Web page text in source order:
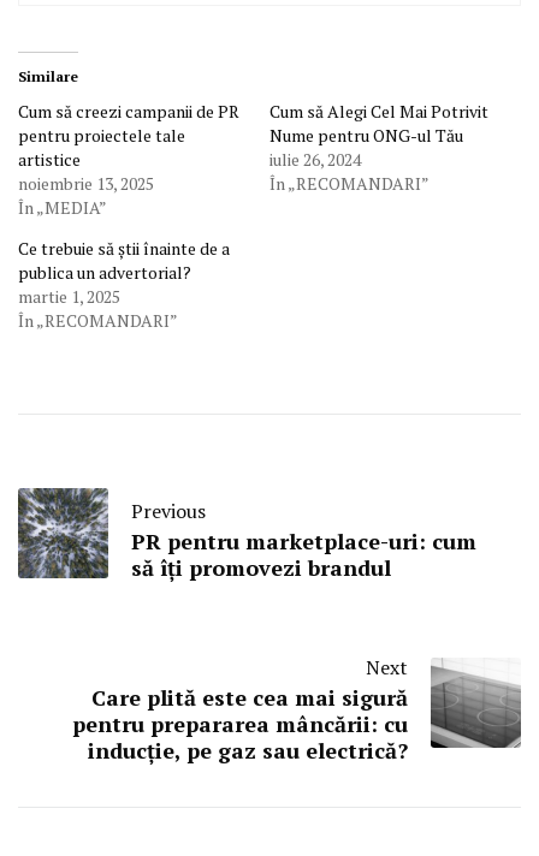
Similare
Cum să creezi campanii de PR
pentru proiectele tale
artistice
noiembrie 13, 2025
În „MEDIA”
Cum să Alegi Cel Mai Potrivit
Nume pentru ONG-ul Tău
iulie 26, 2024
În „RECOMANDARI”
Ce trebuie să știi înainte de a
publica un advertorial?
martie 1, 2025
În „RECOMANDARI”
Previous
PR pentru marketplace-uri: cum
să îți promovezi brandul
Next
Care plită este cea mai sigură
pentru prepararea mâncării: cu
inducție, pe gaz sau electrică?